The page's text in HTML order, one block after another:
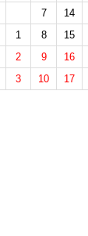
7 14
1 8 15
2 9 16
3 10 17